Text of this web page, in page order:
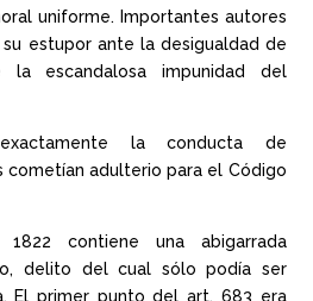
uniforme. Importantes autores
estupor ante la desigualdad de
escandalosa impunidad del
la conducta de
cometían adulterio para el Código
contiene una abigarrada
delito del cual sólo podía ser
El primer punto del art. 683 era